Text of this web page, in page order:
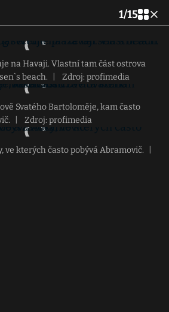
1/15
na Havaji. Vlastní tam část ostrova
beach.
Zdroj: profimedia
Svatého Bartoloměje, kam často
Zdroj: profimedia
ve kterých často pobývá Abramovič.